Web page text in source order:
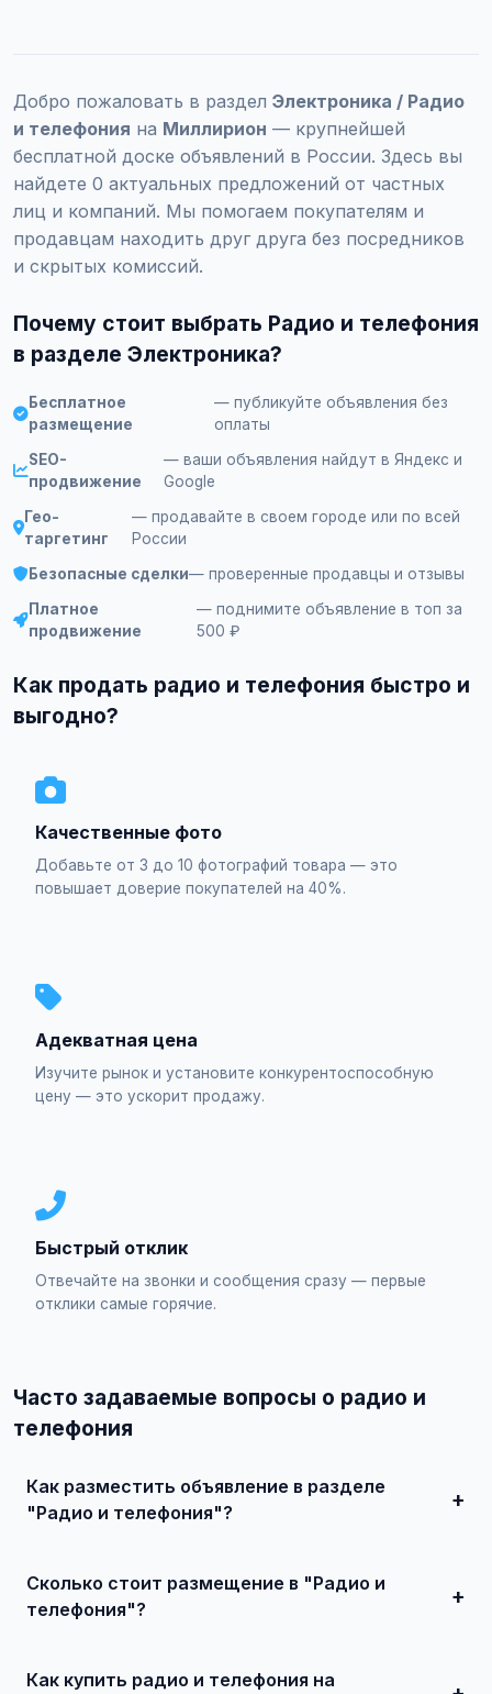
Добро пожаловать в раздел Электроника / Радио
и телефония на Миллирион — крупнейшей
бесплатной доске объявлений в России. Здесь вы
найдете 0 актуальных предложений от частных
лиц и компаний. Мы помогаем покупателям и
продавцам находить друг друга без посредников
и скрытых комиссий.
Почему стоит выбрать Радио и телефония
в разделе Электроника?
Бесплатное
размещение
— публикуйте объявления без
оплаты
SEO-
продвижение
— ваши объявления найдут в Яндекс и
Google
Гео-
таргетинг
— продавайте в своем городе или по всей
России
Безопасные сделки— проверенные продавцы и отзывы
Платное
продвижение
— поднимите объявление в топ за
500 ₽
Как продать радио и телефония быстро и
выгодно?
Качественные фото
Добавьте от 3 до 10 фотографий товара — это
повышает доверие покупателей на 40%.
Адекватная цена
Изучите рынок и установите конкурентоспособную
цену — это ускорит продажу.
Быстрый отклик
Отвечайте на звонки и сообщения сразу — первые
отклики самые горячие.
Часто задаваемые вопросы о радио и
телефония
Как разместить объявление в разделе
"Радио и телефония"?
и телефония", заполните форму и опубликуйте. Первые
объявления — бесплатно!
Сколько стоит размещение в "Радио и
телефония"?
доступно платное продвижение всего от 500 ₽ в месяц.
Как купить радио и телефония на